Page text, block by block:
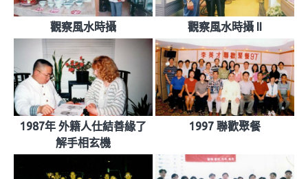
觀察風水時攝 觀察風水時攝 II
1987年 外籍人仕結善緣了
解手相玄機
1997 聯歡聚餐